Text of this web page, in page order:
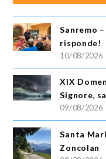
Sanremo
risponde!
10/08/2026
XIX
Signore,
09/08/2026
Santa
Zoncolan